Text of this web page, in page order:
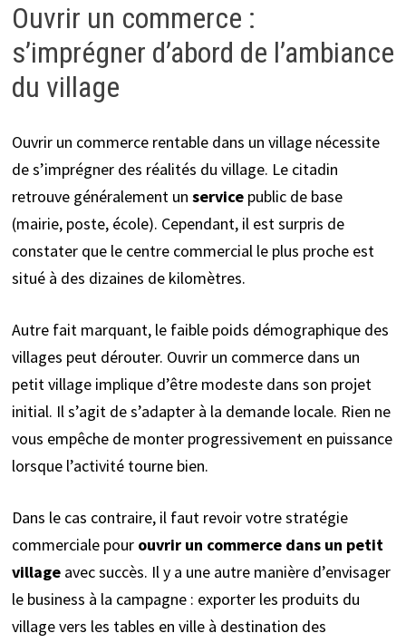
Ouvrir un commerce :
s’imprégner d’abord de l’ambiance
du village
Ouvrir un commerce rentable dans un village nécessite
de s’imprégner des réalités du village. Le citadin
retrouve généralement un service public de base
(mairie, poste, école). Cependant, il est surpris de
constater que le centre commercial le plus proche est
situé à des dizaines de kilomètres.
Autre fait marquant, le faible poids démographique des
villages peut dérouter. Ouvrir un commerce dans un
petit village implique d’être modeste dans son projet
initial. Il s’agit de s’adapter à la demande locale. Rien ne
vous empêche de monter progressivement en puissance
lorsque l’activité tourne bien.
Dans le cas contraire, il faut revoir votre stratégie
commerciale pour ouvrir un commerce dans un petit
villageavec succès. Il y a une autre manière d’envisager
le business à la campagne : exporter les produits du
village vers les tables en ville à destination des